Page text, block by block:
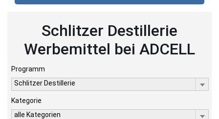
Schlitzer Destillerie
Werbemittel bei ADCELL
Programm
Schlitzer Destillerie
Kategorie
alle Kategorien